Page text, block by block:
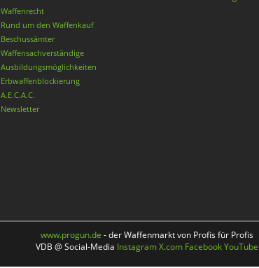
Waffenrecht
Rund um den Waffenkauf
Beschussämter
Waffensachverständige
Ausbildungsmöglichkeiten
Erbwaffenblockierung
A.E.C.A.C.
Newsletter
www.progun.de - der Waffenmarkt von Profis für Profis
VDB @ Social-Media InstagramX.com FacebookYouTube